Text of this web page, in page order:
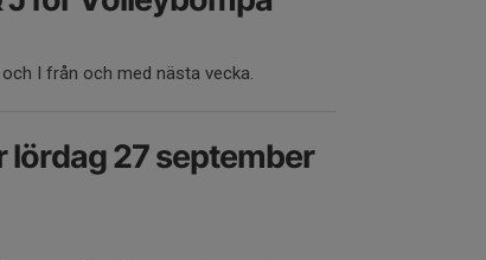
I från och med nästa vecka.
27 september